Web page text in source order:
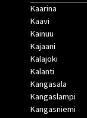
Kaarina
Kaavi
Kainuu
Kajaani
Kalajoki
Kalanti
Kangasala
Kangaslampi
Kangasniemi